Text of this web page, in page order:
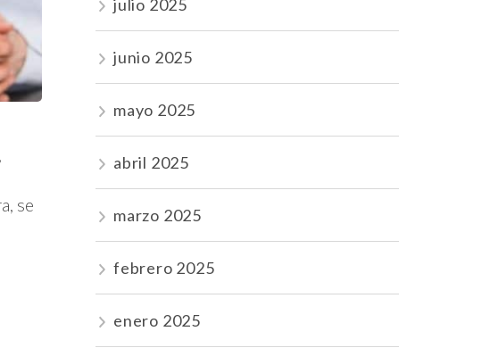
se
julio 2025
junio 2025
mayo 2025
abril 2025
marzo 2025
febrero 2025
enero 2025